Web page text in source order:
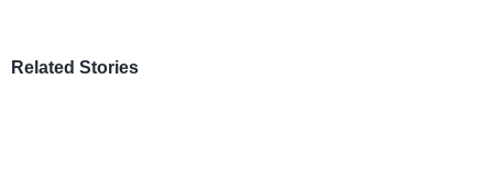
Related Stories